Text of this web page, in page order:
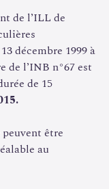
à l’ASN
à certains
au 24/03/2015,
de demande
;
;
de l’ILL de
décembre 1999 à
de l’INB n°67 est
de 15
être
au